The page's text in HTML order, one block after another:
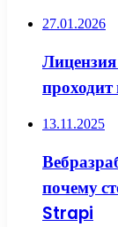
27.01.2026
13.11.2025
почему
Strapi